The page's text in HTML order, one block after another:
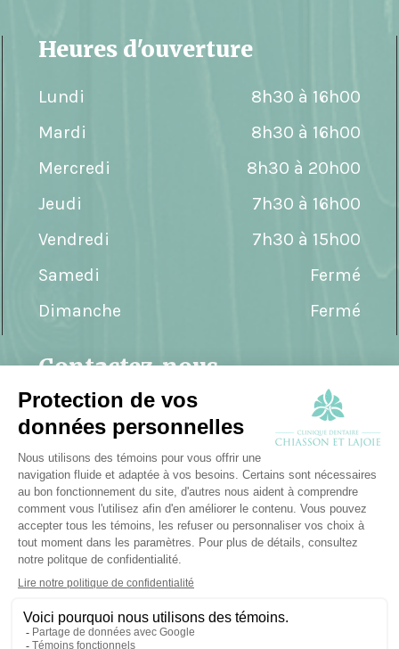
Heures d'ouverture
Lundi
8h30 à 16h00
Mardi
8h30 à 16h00
Mercredi
8h30 à 20h00
Jeudi
7h30 à 16h00
Vendredi
7h30 à 15h00
Samedi
Fermé
Dimanche
Fermé
Contactez-nous
T :819 595-8383
F :819 595-8781
info@chiassonetassocies.ca
207 Boulevard du Mont-Bleu suite 201,
Gatineau, QC J8Z 3G3
Politique de condifentialité